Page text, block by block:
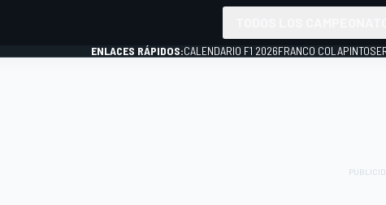
ENLACES RÁPIDOS:CALENDARIO F1 2026FRANCO COLAPINTO